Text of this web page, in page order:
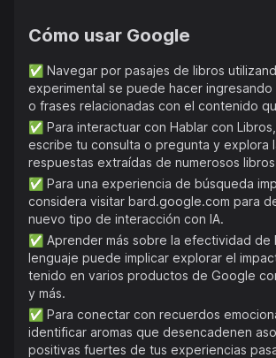
Cómo usar Google
✅ Navegar por pasajes de libros
experimental se puede hacer ingresando
o frases relacionadas con el contenido
✅ Para interactuar con Hablar con
escribe tu consulta o pregunta y explora
respuestas extraídas de numerosos
✅ Para una experiencia de búsqueda
considera visitar bard.google.com para
nuevo tipo de interacción con IA.
✅ Aprender más sobre la efectividad de
lenguaje puede implicar explorar el
tenido en varios productos de Google
y más.
✅ Para conectar con recuerdos
identificar aromas que desencadenen
positivas fuertes de tus experiencias